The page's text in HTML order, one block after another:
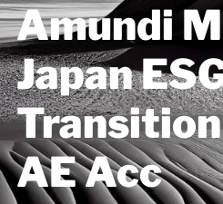
Amundi
Japan
AE Acc